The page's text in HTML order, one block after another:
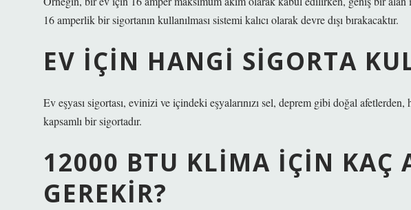
16 amperlik bir sigortanın kullanılması sistemi kalıcı olarak devre dışı bırakacaktır.
EV IÇIN HANGI SIGORTA
Ev eşyası sigortası, evinizi ve içindeki eşyalarınızı sel, deprem gibi doğal
kapsamlı bir sigortadır.
12000 BTU KLIMA IÇIN KAÇ
GEREKIR?